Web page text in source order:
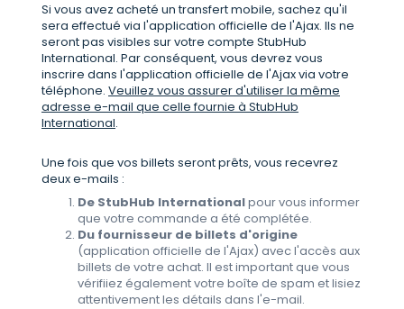
Si vous avez acheté un transfert mobile, sachez qu'il
sera effectué via l'application officielle de l'Ajax. Ils ne
seront pas visibles sur votre compte StubHub
International. Par conséquent, vous devrez vous
inscrire dans l'application officielle de l'Ajax via votre
téléphone. Veuillez vous assurer d'utiliser la même
adresse e-mail que celle fournie à StubHub
International.
Une fois que vos billets seront prêts, vous recevrez
deux e-mails :
De StubHub Internationalpour vous informer
que votre commande a été complétée.
Du fournisseur de billets d'origine
(application officielle de l'Ajax) avec l'accès aux
billets de votre achat. Il est important que vous
vérifiiez également votre boîte de spam et lisiez
attentivement les détails dans l'e-mail.